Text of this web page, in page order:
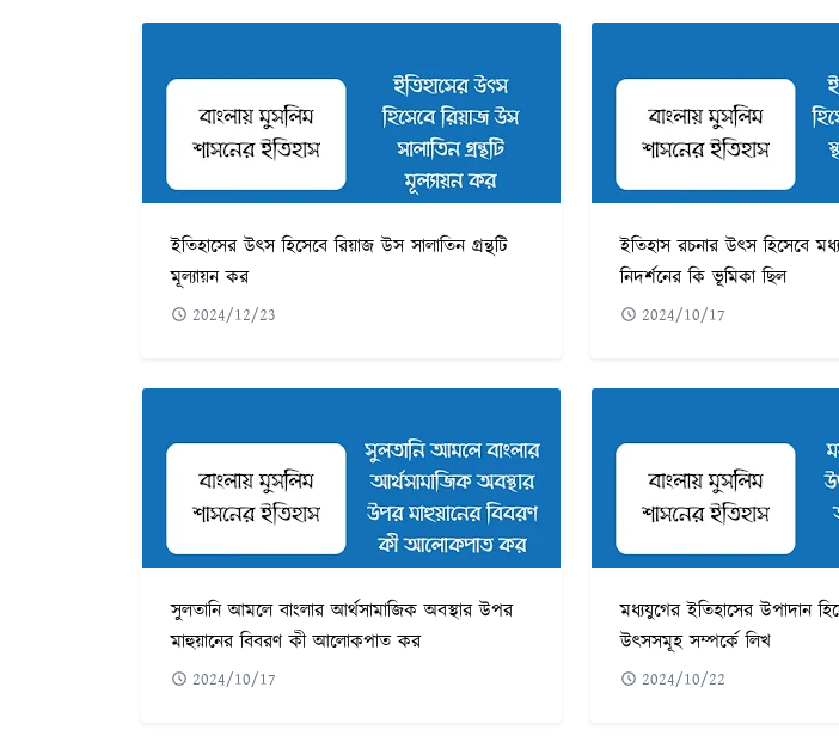
ইতিহাসের উৎস হিসেবে রিয়াজ উস সালাতিন গ্রন্থটি
মূল্যায়ন কর
2024/12/23
ইতিহাস রচনার উৎস হিসেবে
নিদর্শনের কি ভূমিকা ছিল
2024/10/17
সুলতানি আমলে বাংলার আর্থসামাজিক অবস্থার উপর
মাহুয়ানের বিবরণ কী আলোকপাত কর
2024/10/17
মধ্যযুগের ইতিহাসের উপাদান
উৎসসমূহ সম্পর্কে লিখ
2024/10/22